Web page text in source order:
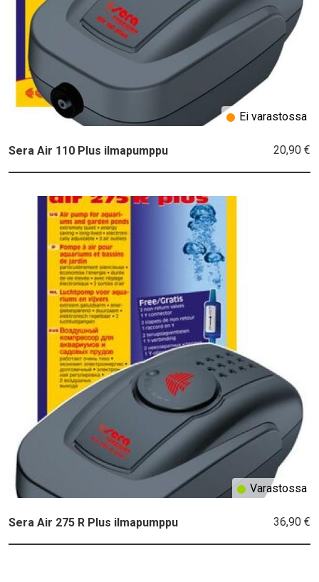
Sera Air 110 Plus ilmapumppu 20,90 €
Ei varastossa
Sera Air 275 R Plus ilmapumppu 36,90 €
Varastossa